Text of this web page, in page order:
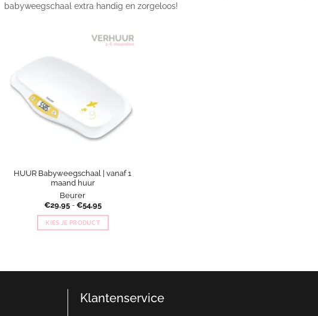
babyweegschaal extra handig en zorgeloos!
HUUR Babyweegschaal | vanaf 1
maand huur
Beurer
€29,95 - €54,95Prijsklasse:
€29,95
tot
KIES JE PRODUCT
meerdere
Deze
Klantenservice